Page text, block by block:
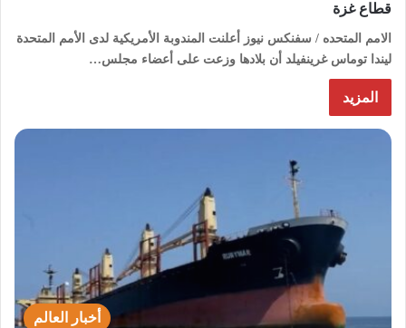
قطاع غزة
الامم المتحده / سفنكس نيوز أعلنت المندوبة الأمريكية لدى الأمم المتحدة
ليندا توماس غرينفيلد أن بلادها وزعت على أعضاء مجلس…
المزيد
أخبار العالم